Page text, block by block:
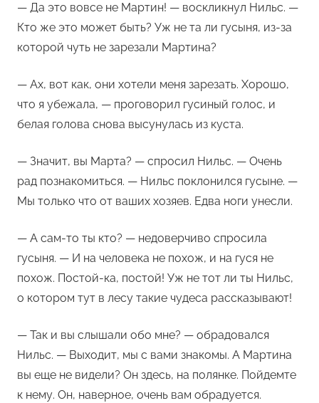
— Да это вовсе не Мартин! — воскликнул Нильс. —
Кто же это может быть? Уж не та ли гусыня, из-за
которой чуть не зарезали Мартина?
— Ах, вот как, они хотели меня зарезать. Хорошо,
что я убежала, — проговорил гусиный голос, и
белая голова снова высунулась из куста.
— Значит, вы Марта? — спросил Нильс. — Очень
рад познакомиться. — Нильс поклонился гусыне. —
Мы только что от ваших хозяев. Едва ноги унесли.
— А сам-то ты кто? — недоверчиво спросила
гусыня. — И на человека не похож, и на гуся не
похож. Постой-ка, постой! Уж не тот ли ты Нильс,
о котором тут в лесу такие чудеса рассказывают!
— Так и вы слышали обо мне? — обрадовался
Нильс. — Выходит, мы с вами знакомы. А Мартина
вы еще не видели? Он здесь, на полянке. Пойдемте
к нему. Он, наверное, очень вам обрадуется.